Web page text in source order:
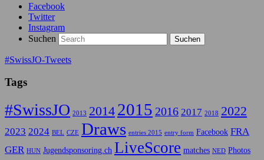
Facebook
Twitter
Instagram
Suchen
#SwissJO-Tweets
Tags
#SwissJO 2013 2014 2015 2016 2017 2018 2022
2023 2024 BEL CZE Draws entries 2015 entry form Facebook FRA
GER HUN Jugendsponsoring.ch LiveScore matches NED Photos